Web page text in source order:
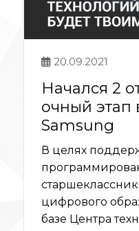
20.09.2021
Начался 2
очный этап
Samsung
В целях
цифрового
базе Центра